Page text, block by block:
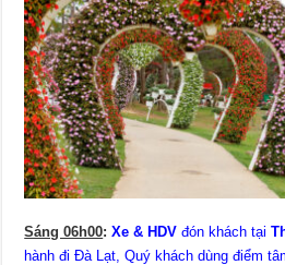
Sáng 06h00: Xe & HDVđón khách tại
hành đi Đà Lạt, Quý khách dùng điểm